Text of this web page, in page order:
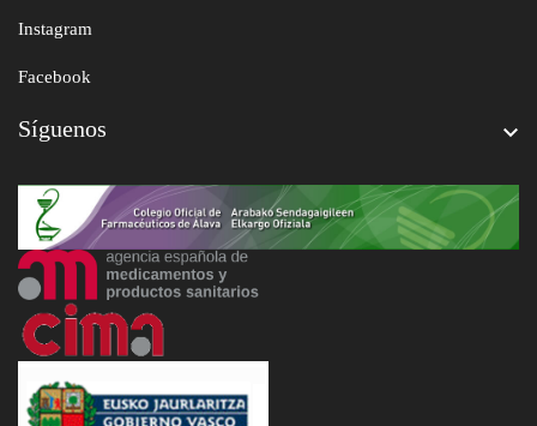
Instagram
Facebook
Síguenos 